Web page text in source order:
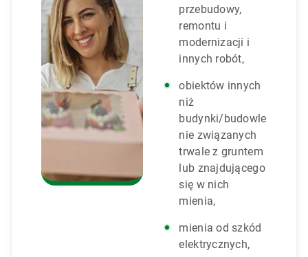
przebudowy,
remontu i
modernizacji i
innych robót,
obiektów innych
niż
budynki/budowle
nie związanych
trwale z gruntem
lub znajdującego
się w nich
mienia,
mienia od szkód
elektrycznych,